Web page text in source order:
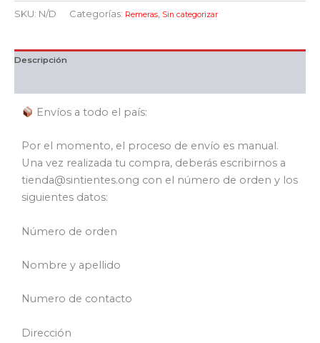
SKU: N/D Categorías: Remeras Sin categorizar
Descripción
Envíos a todo el país:
Por el momento, el proceso de envío es manual.
Una vez realizada tu compra, deberás escribirnos a
tienda@sintientes.ong con el número de orden y los
siguientes datos:
Número de orden
Nombre y apellido
Numero de contacto
Dirección